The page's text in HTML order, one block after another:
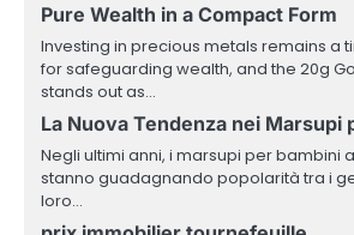
Pure Wealth in a Compact Form
Investing in precious metals remains a
for safeguarding wealth, and the 20g
stands out as…
La Nuova Tendenza nei Marsupi
Negli ultimi anni, i marsupi per bambini
stanno guadagnando popolarità tra i
loro…